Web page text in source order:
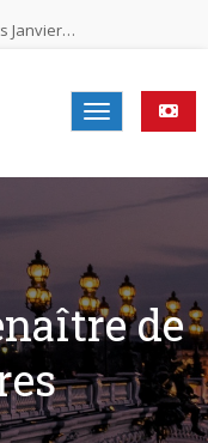
Janvier…
Novembre…
Juin…
MUNICIPALES 2026
2026
de